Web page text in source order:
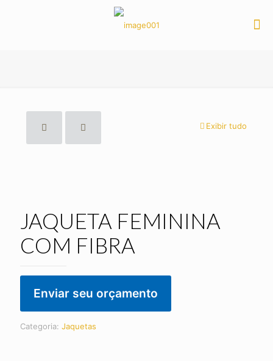
Exibir tudo
JAQUETA FEMININA
COM FIBRA
Enviar seu orçamento
Categoria: Jaquetas